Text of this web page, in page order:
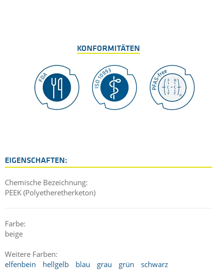
KONFORMITÄTEN
EIGENSCHAFTEN:
Chemische Bezeichnung:
PEEK (Polyetheretherketon)
Farbe:
beige
Weitere Farben:
elfenbein
hellgelb blau grau grün schwarz